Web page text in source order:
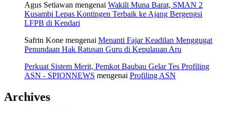
Agus Setiawan mengenai Wakili Muna Barat, SMAN 2
Kusambi Lepas Kontingen Terbaik ke Ajang Bergengsi
LFPB di Kendari
Safrin Kone mengenai Menanti Fajar Keadilan Menggugat
Penundaan Hak Ratusan Guru di Kepulauan Aru
Perkuat Sistem Merit, Pemkot Baubau Gelar Tes Profiling
ASN - SPIONNEWS mengenai Profiling ASN
Archives